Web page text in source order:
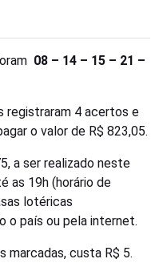
08 – 14 – 15 – 21 –
registraram 4 acertos e
o valor de R$ 823,05.
a ser realizado neste
as 19h (horário de
lotéricas
o país ou pela internet.
marcadas, custa R$ 5.